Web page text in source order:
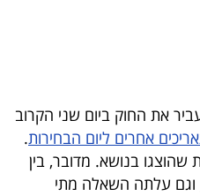
את החוק ביום שני הקרוב
אחרים ליום הבחירות.
שהוצגו בנושא. מדובר, בין
וגם עלתה השאלה מתי